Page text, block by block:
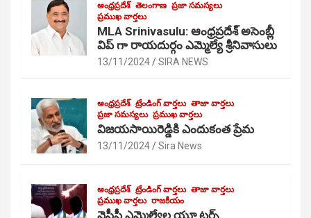
ఆంధ్రప్రదేశ్ తెలంగాణ ప్రజా సమస్యలు
ప్రముఖ వార్తలు
MLA Srinivasulu: ఆంధ్రప్రదేశ్ అసెంబ్లీ
విప్ గా రాయదుర్గం ఎమ్మెల్యే శ్రీనివాసులు
13/11/2024 SIRA NEWS
ఆంధ్రప్రదేశ్ ట్రేండింగ్ వార్తలు తాజా వార్తలు
ప్రజా సమస్యలు ప్రముఖ వార్తలు
విజయసాయిరెడ్డికి ఎందుకంత ప్రేమ
13/11/2024 Sira News
ఆంధ్రప్రదేశ్ ట్రేండింగ్ వార్తలు తాజా వార్తలు
ప్రముఖ వార్తలు రాజకీయం
వైసీపీ ఎమ్మెల్యేల యూ టర్న్…